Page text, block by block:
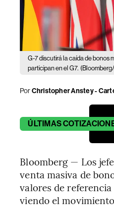
G-7 discutirá la caída de bonos
participan en el G7.
PorChristopher Anstey -
ÚLTIMAS
Bloomberg — Los
venta masiva de
valores de
viendo el